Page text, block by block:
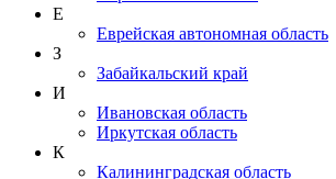
Е
Еврейская автономная область
З
Забайкальский край
И
Ивановская область
Иркутская область
К
Калининградская область